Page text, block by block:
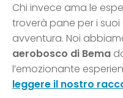
Chi invece ama le
troverà pane per i
avventura. Noi
aerobosco di Bema
l’emozionante
leggere il nostro